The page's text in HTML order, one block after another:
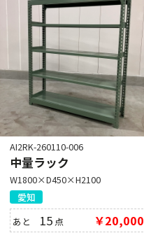
AI2RK-260110-006
中量ラック
W1800×D450×H2100
愛知
あと 15 点 ￥20,000